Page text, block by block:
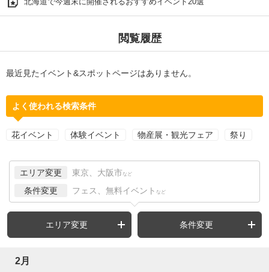
閲覧履歴
最近見たイベント&スポットページはありません。
よく使われる検索条件
花イベント 体験イベント 物産展・観光フェア 祭り
エリア変更 東京、大阪市 など
条件変更 フェス、無料イベント など
エリア変更 条件変更
2月